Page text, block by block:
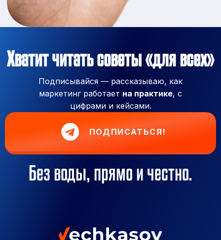
Хватит читать советы «для всех»
Подписывайся — рассказываю, как
маркетинг работает на практике, с
цифрами и кейсами.
ПОДПИСАТЬСЯ!
Без воды, прямо и честно.